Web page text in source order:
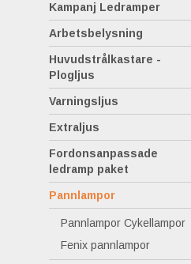
Kampanj Ledramper
Arbetsbelysning
Huvudstrålkastare -
Plogljus
Varningsljus
Extraljus
Fordonsanpassade
ledramp paket
Pannlampor
Pannlampor Cykellampor
Fenix pannlampor